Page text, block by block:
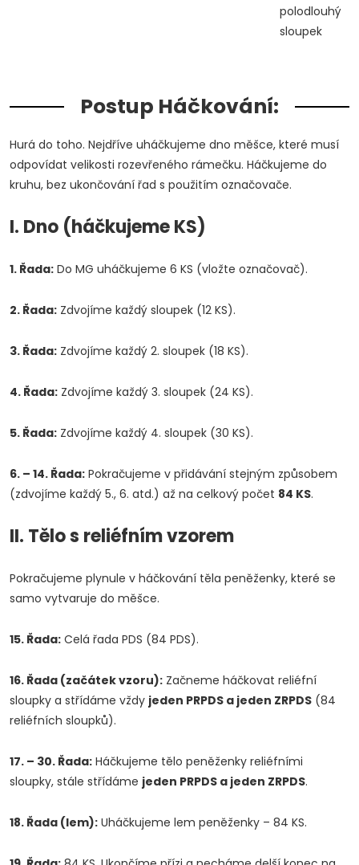
polodlouhý
sloupek
Postup Háčkování:
Hurá do toho. Nejdříve uháčkujeme dno měšce, které musí
odpovídat velikosti rozevřeného rámečku. Háčkujeme do
kruhu, bez ukončování řad s použitím označovače.
I. Dno (háčkujeme KS)
1. Řada: Do MG uháčkujeme 6 KS (vložte označovač).
2. Řada: Zdvojíme každý sloupek (12 KS).
3. Řada: Zdvojíme každý 2. sloupek (18 KS).
4. Řada: Zdvojíme každý 3. sloupek (24 KS).
5. Řada: Zdvojíme každý 4. sloupek (30 KS).
6. – 14. Řada: Pokračujeme v přidávání stejným způsobem
(zdvojíme každý 5., 6. atd.) až na celkový počet 84 KS.
II. Tělo s reliéfním vzorem
Pokračujeme plynule v háčkování těla peněženky, které se
samo vytvaruje do měšce.
15. Řada: Celá řada PDS (84 PDS).
16. Řada (začátek vzoru): Začneme háčkovat reliéfní
sloupky a střídáme vždy jeden PRPDS a jeden ZRPDS (84
reliéfních sloupků).
17. – 30. Řada: Háčkujeme tělo peněženky reliéfními
sloupky, stále střídáme jeden PRPDS a jeden ZRPDS.
18. Řada (lem): Uháčkujeme lem peněženky – 84 KS.